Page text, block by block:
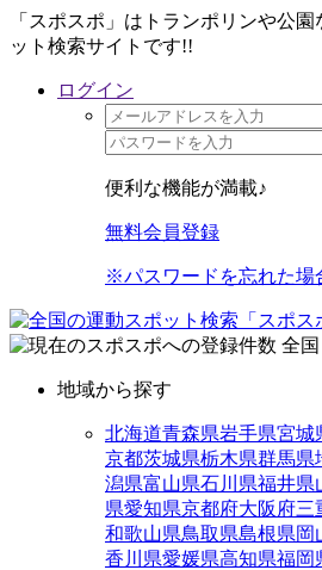
「スポスポ」はトランポリンや公
ット検索サイトです!!
ログイン
便利な機能が満載♪
無料会員登録
※パスワードを忘れた場
全国
地域から探す
北海道青森県岩手県宮城
京都茨城県栃木県群馬県
潟県富山県石川県福井県
県愛知県京都府大阪府三
和歌山県鳥取県島根県岡
香川県愛媛県高知県福岡